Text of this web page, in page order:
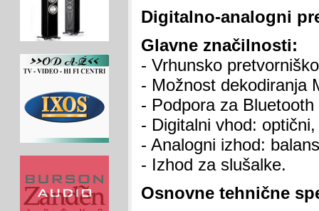
Digitalno-analogni
Glavne značilnosti:
- Vrhunsko
- Možnost dekodiranja
- Podpora za Bluetooth
- Digitalni vhod:
- Analogni izhod:
- Izhod za slušalke.
Osnovne tehnične